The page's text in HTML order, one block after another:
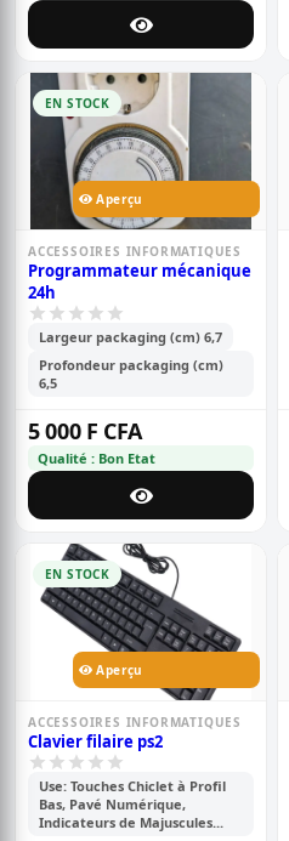
EN STOCK
Aperçu
ACCESSOIRES INFORMATIQUES
Programmateur mécanique
24h
Largeur packaging (cm) 6,7
Profondeur packaging (cm)
6,5
5 000 F CFA
Qualité : Bon Etat
EN STOCK
Aperçu
ACCESSOIRES INFORMATIQUES
Clavier filaire ps2
Use: Touches Chiclet à Profil
Bas, Pavé Numérique,
Indicateurs de Majuscules...